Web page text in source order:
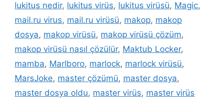
lukitus nedir, lukitus virüs, lukitus virüsü, Magic,
mail.ru virus, mail.ru virüsü, makop, makop
dosya, makop virüsü, makop virüsü çözüm,
makop virüsü nasıl çözülür, Maktub Locker,
mamba, Marlboro, marlock, marlock virüsü,
MarsJoke, master çözümü, master dosya,
master dosya oldu, master virüs, master virüs